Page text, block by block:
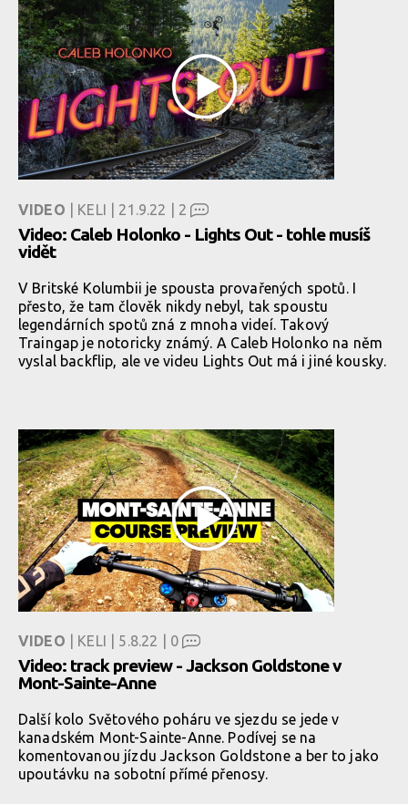
VIDEO | KELI | 21.9.22 | 2
Video: Caleb Holonko - Lights Out - tohle musíš
vidět
V Britské Kolumbii je spousta provařených spotů. I
přesto, že tam člověk nikdy nebyl, tak spoustu
legendárních spotů zná z mnoha videí. Takový
Traingap je notoricky známý. A Caleb Holonko na něm
vyslal backflip, ale ve videu Lights Out má i jiné kousky.
VIDEO | KELI | 5.8.22 | 0
Video: track preview - Jackson Goldstone v
Mont-Sainte-Anne
Další kolo Světového poháru ve sjezdu se jede v
kanadském Mont-Sainte-Anne. Podívej se na
komentovanou jízdu Jackson Goldstone a ber to jako
upoutávku na sobotní přímé přenosy.